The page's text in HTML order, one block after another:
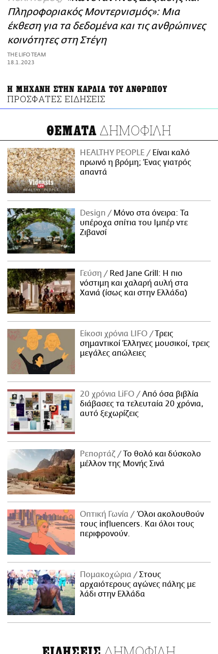
ΑΜΠΑ
PRINT
Πληροφοριακός Μοντερνισμός»: Μια
έκθεση για τα δεδομένα και τις ανθρώπινες
κοινότητες στη Στέγη
THE LIFO TEAM
18.1.2023
Η ΜΗΧΑΝΗ ΣΤΗΝ ΚΑΡΔΙΑ ΤΟΥ ΑΝΘΡΩΠΟΥ
ΠΡΟΣΦΑΤΕΣ ΕΙΔΗΣΕΙΣ
ΘΕΜΑΤΑ ΔΗΜΟΦΙΛΗ
HEALTHY PEOPLE
Είναι καλό
πρωινό η βρόμη; Ένας γιατρός
απαντά
Design
Μόνο στα όνειρα: Τα
υπέροχα σπίτια του Ιμπέρ ντε
Ζιβανσί
Γεύση
Red Jane Grill: Η πιο
νόστιμη και χαλαρή αυλή στα
Χανιά (ίσως και στην Ελλάδα)
Είκοσι χρόνια LIFO
Tρεις
σημαντικοί Έλληνες μουσικοί, τρεις
μεγάλες απώλειες
20 χρόνια LiFO
Από όσα βιβλία
διάβασες τα τελευταία 20 χρόνια,
αυτό ξεχωρίζεις
Ρεπορτάζ
Το θολό και δύσκολο
μέλλον της Μονής Σινά
Οπτική Γωνία
Όλοι ακολουθούν
τους influencers. Και όλοι τους
περιφρονούν.
Πομακοχώρια
Στους
αρχαιότερους αγώνες πάλης με
λάδι στην Ελλάδα